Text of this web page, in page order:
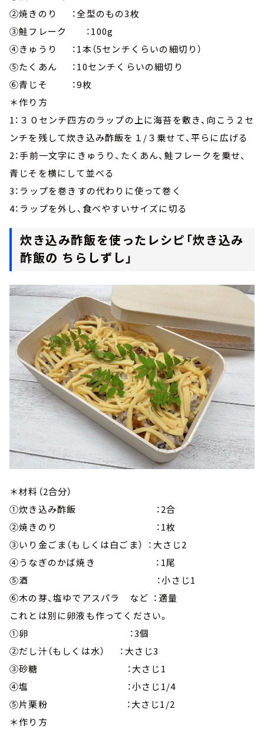
②焼きのり ：全型のもの3枚
③鮭フレーク ：100g
④きゅうり ：1本（5センチくらいの細切り）
⑤たくあん ：10センチくらいの細切り
⑥青じそ ：9枚
＊作り方
1：３０センチ四方のラップの上に海苔を敷き、向こう２セ
ンチを残して炊き込み酢飯を１/３乗せて、平らに広げる
2：手前一文字にきゅうり、たくあん、鮭フレークを乗せ、
青じそを横にして並べる
3：ラップを巻きすの代わりに使って巻く
4：ラップを外し、食べやすいサイズに切る
炊き込み酢飯を使ったレシピ「炊き込み
酢飯の ちらしずし」
＊材料（2合分）
①炊き込み酢飯 ：2合
②焼きのり ：1枚
③いり金ごま（もしくは白ごま） ：大さじ2
④うなぎのかば焼き ：1尾
⑤酒 ：小さじ1
⑥木の芽、塩ゆでアスパラ など ：適量
これとは別に卵液も作ってください。
①卵 ：3個
②だし汁（もしくは水） ：大さじ3
③砂糖 ：大さじ1
④塩 ：小さじ1/4
⑤片栗粉 ：大さじ1/2
＊作り方